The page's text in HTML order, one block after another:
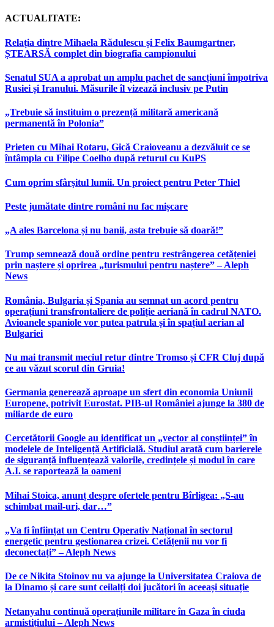
ACTUALITATE:
Relația dintre Mihaela Rădulescu și Felix Baumgartner,
ȘTEARSĂ complet din biografia campionului
Senatul SUA a aprobat un amplu pachet de sancțiuni împotriva
Rusiei și Iranului. Măsurile îl vizează inclusiv pe Putin
„Trebuie să instituim o prezență militară americană
permanentă în Polonia”
Prieten cu Mihai Rotaru, Gică Craioveanu a dezvăluit ce se
întâmpla cu Filipe Coelho după returul cu KuPS
Cum oprim sfârșitul lumii. Un proiect pentru Peter Thiel
Peste jumătate dintre români nu fac mișcare
„A ales Barcelona și nu banii, asta trebuie să doară!”
Trump semnează două ordine pentru restrângerea cetățeniei
prin naștere și oprirea „turismului pentru naștere” – Aleph
News
România, Bulgaria și Spania au semnat un acord pentru
operațiuni transfrontaliere de poliție aeriană în cadrul NATO.
Avioanele spaniole vor putea patrula și în spațiul aerian al
Bulgariei
Nu mai transmit meciul retur dintre Tromso și CFR Cluj după
ce au văzut scorul din Gruia!
Germania generează aproape un sfert din economia Uniunii
Europene, potrivit Eurostat. PIB-ul României ajunge la 380 de
miliarde de euro
Cercetătorii Google au identificat un „vector al conștiinței” în
modelele de Inteligență Artificială. Studiul arată cum barierele
de siguranță influențează valorile, credințele și modul în care
A.I. se raportează la oameni
Mihai Stoica, anunț despre ofertele pentru Bîrligea: „S-au
schimbat mail-uri, dar…”
„Va fi înființat un Centru Operativ Național în sectorul
energetic pentru gestionarea crizei. Cetățenii nu vor fi
deconectați” – Aleph News
De ce Nikita Stoinov nu va ajunge la Universitatea Craiova de
la Dinamo și care sunt ceilalți doi jucători în aceeași situație
Netanyahu continuă operațiunile militare în Gaza în ciuda
armistițiului – Aleph News